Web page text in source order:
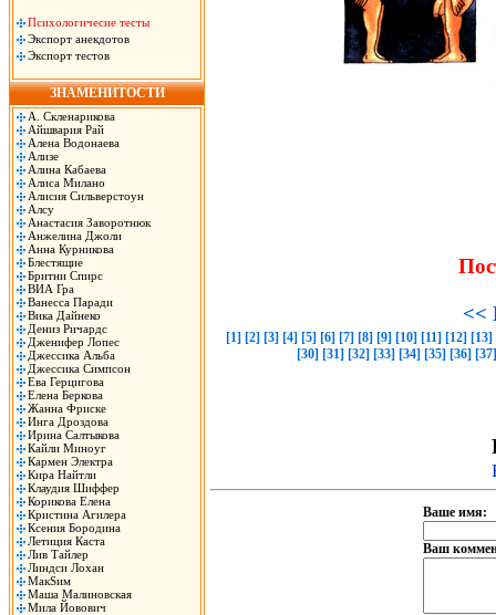
Психологичесие тесты
Экспорт анекдотов
Экспорт тестов
ЗНАМЕНИТОСТИ
А. Скленарикова
Айшвария Рай
Алена Водонаева
Ализе
Алина Кабаева
Алиса Милано
Алисия Сильверстоун
Алсу
Анастасия Заворотнюк
Анжелина Джоли
Анна Курникова
Блестящие
Бритни Спирс
ВИА Гра
Ванесса Паради
Вика Дайнеко
Дениз Ричардс
Дженифер Лопес
Джессика Альба
Джессика Симпсон
Ева Герцигова
Елена Беркова
Жанна Фриске
Инга Дроздова
Ирина Салтыкова
Кайли Миноуг
Кармен Электра
Кира Найтли
Клаудия Шиффер
Корикова Елена
Кристина Агилера
Ксения Бородина
Летиция Каста
Лив Тайлер
Линдси Лохан
МакSим
Маша Малиновская
Мила Йовович
<<
[1] [2] [3] [4] [5] [6] [7] [8] [9] [10] [11] [12] [13]
[30] [31] [32] [33] [34] [35] [36] [37]
Ваше имя:
Ваш